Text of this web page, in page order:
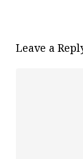
Leave a